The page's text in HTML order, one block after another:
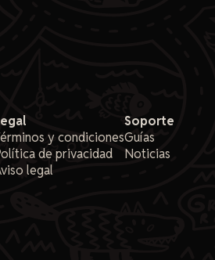
y condiciones
de privacidad
legal
Soporte
Guías
Noticias